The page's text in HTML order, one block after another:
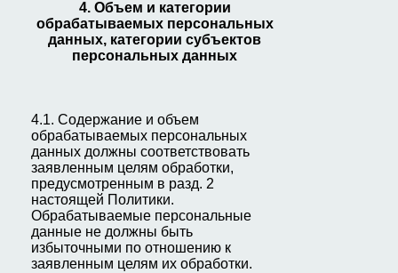
4. Объем и категории
обрабатываемых персональных
данных, категории субъектов
персональных данных
4.1. Содержание и объем
обрабатываемых персональных
данных должны соответствовать
заявленным целям обработки,
предусмотренным в разд. 2
настоящей Политики.
Обрабатываемые персональные
данные не должны быть
избыточными по отношению к
заявленным целям их обработки.